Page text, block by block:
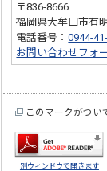
〒836-8666
福岡県大牟田市有
電話番号：0944-
お問い合わせフォ
このマークがつい
別ウィンドウで開きます